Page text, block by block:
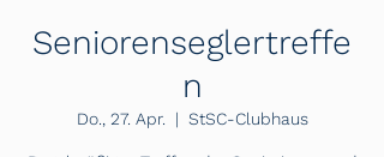
Seniorenseglertreffe
n
Do., 27. Apr.
  |
StSC-Clubhaus